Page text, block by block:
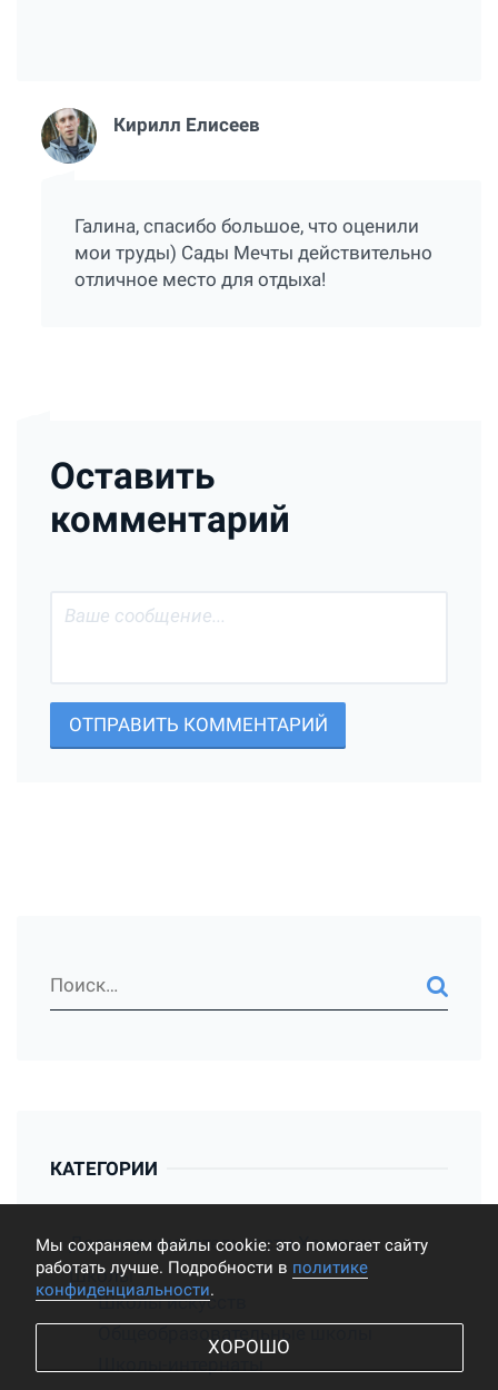
Кирилл Елисеев
Галина, спасибо большое, что оценили
мои труды) Сады Мечты действительно
отличное место для отдыха!
Оставить
комментарий
ОТПРАВИТЬ КОММЕНТАРИЙ
КАТЕГОРИИ
Достопримечательности Хакасии
Школы
Школы искусств
Общеобразовательные школы
Мы cохраняем файлы cookie: это помогает сайту
работать лучше. Подробности в политике
конфиденциальности.
ХОРОШО